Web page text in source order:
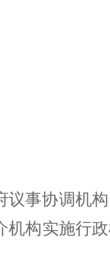
事协调机
构实施行